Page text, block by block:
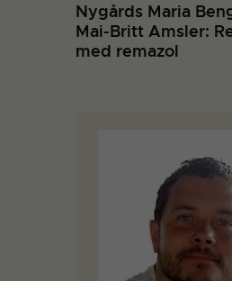
Nygårds Maria
Mai-Britt Amsler:
med remazol